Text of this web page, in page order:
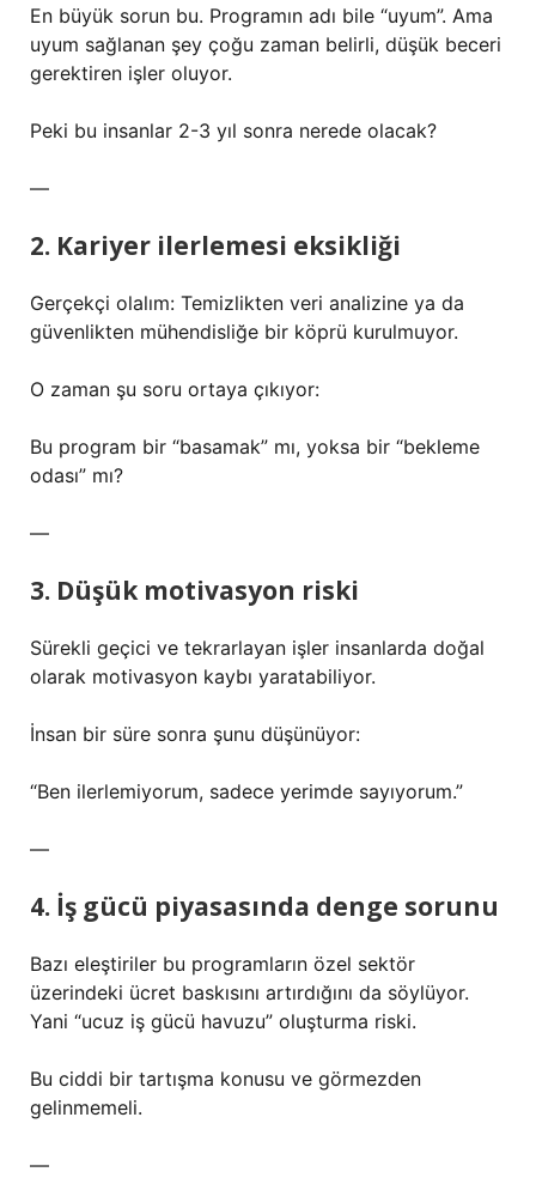
En büyük sorun bu. Programın adı bile “uyum”. Ama
uyum sağlanan şey çoğu zaman belirli, düşük beceri
gerektiren işler oluyor.
Peki bu insanlar 2-3 yıl sonra nerede olacak?
—
2. Kariyer ilerlemesi eksikliği
Gerçekçi olalım: Temizlikten veri analizine ya da
güvenlikten mühendisliğe bir köprü kurulmuyor.
O zaman şu soru ortaya çıkıyor:
Bu program bir “basamak” mı, yoksa bir “bekleme
odası” mı?
—
3. Düşük motivasyon riski
Sürekli geçici ve tekrarlayan işler insanlarda doğal
olarak motivasyon kaybı yaratabiliyor.
İnsan bir süre sonra şunu düşünüyor:
“Ben ilerlemiyorum, sadece yerimde sayıyorum.”
—
4. İş gücü piyasasında denge sorunu
Bazı eleştiriler bu programların özel sektör
üzerindeki ücret baskısını artırdığını da söylüyor.
Yani “ucuz iş gücü havuzu” oluşturma riski.
Bu ciddi bir tartışma konusu ve görmezden
gelinmemeli.
—